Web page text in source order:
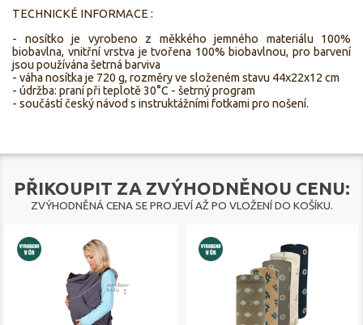
TECHNICKÉ INFORMACE :
- nosítko je vyrobeno z měkkého jemného materiálu 100%
biobavlna, vnitřní vrstva je tvořena 100% biobavlnou, pro barvení
jsou používána šetrná barviva
- váha nosítka je 720 g, rozměry ve složeném stavu 44x22x12 cm
- údržba: praní při teplotě 30°C - šetrný program
- součástí český návod s instruktážními fotkami pro nošení.
PŘIKOUPIT ZA ZVÝHODNĚNOU CENU:
ZVÝHODNĚNÁ CENA SE PROJEVÍ AŽ PO VLOŽENÍ DO KOŠÍKU.